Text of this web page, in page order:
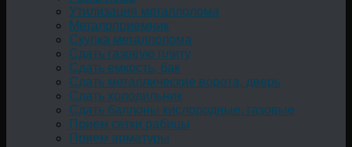
Утилизация металлолома
Металоприемник
Скупка металлолома
Сдать газовую плиту
Сдать емкость, бак
Cдать металлические ворота, дверь
Сдать холодильник
Сдать баллоны кислородные, газовые
Прием сетки рабицы
Прием арматуры